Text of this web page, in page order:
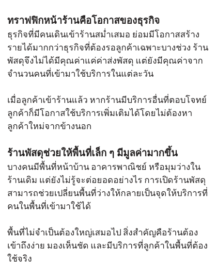
ทราฟฟิกหน้าร้านคือโอกาสของธุรกิจ
ธุรกิจที่มีคนเดินเข้าร้านสม่ำเสมอ ย่อมมีโอกาสสร้าง
รายได้มากกว่าธุรกิจที่ต้องรอลูกค้าเฉพาะบางช่วง ร้าน
พัสดุจึงไม่ได้มีคุณค่าแค่ค่าส่งพัสดุ แต่ยังมีคุณค่าจาก
จำนวนคนที่เข้ามาใช้บริการในแต่ละวัน
เมื่อลูกค้าเข้าร้านแล้ว หากร้านมีบริการอื่นที่ตอบโจทย์
ลูกค้าก็มีโอกาสใช้บริการเพิ่มเติมได้โดยไม่ต้องหา
ลูกค้าใหม่จากข้างนอก
ร้านพัสดุช่วยให้พื้นที่เล็ก ๆ มีมูลค่ามากขึ้น
บางคนมีพื้นที่หน้าบ้าน อาคารพาณิชย์ หรือมุมว่างใน
ร้านเดิม แต่ยังไม่รู้จะต่อยอดอย่างไร การเปิดร้านพัสดุ
สามารถช่วยเปลี่ยนพื้นที่ว่างให้กลายเป็นจุดให้บริการที่
คนในพื้นที่เข้ามาใช้ได้
พื้นที่ไม่จำเป็นต้องใหญ่เสมอไป สิ่งสำคัญคือร้านต้อง
เข้าถึงง่าย มองเห็นชัด และมีบริการที่ลูกค้าในพื้นที่ต้อง
ใช้จริง